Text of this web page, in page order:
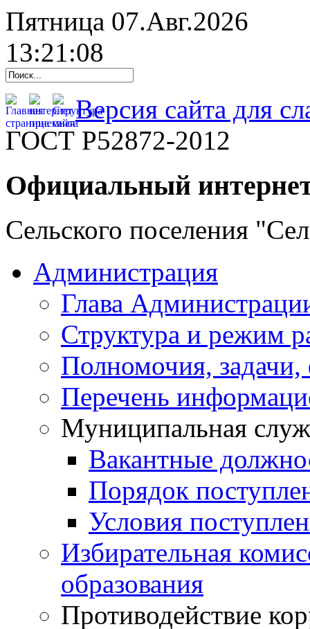
Пятница 07.Авг.2026
13:21:09
Версия сайта для
ГОСТ Р52872-2012
Официальный
Сельского поселения
Администрация
Глава
Структура и режим
Полномочия,
Перечень
Муниципальная
Вакантные
Порядок
Условия
Избирательная
образования
Противодействие